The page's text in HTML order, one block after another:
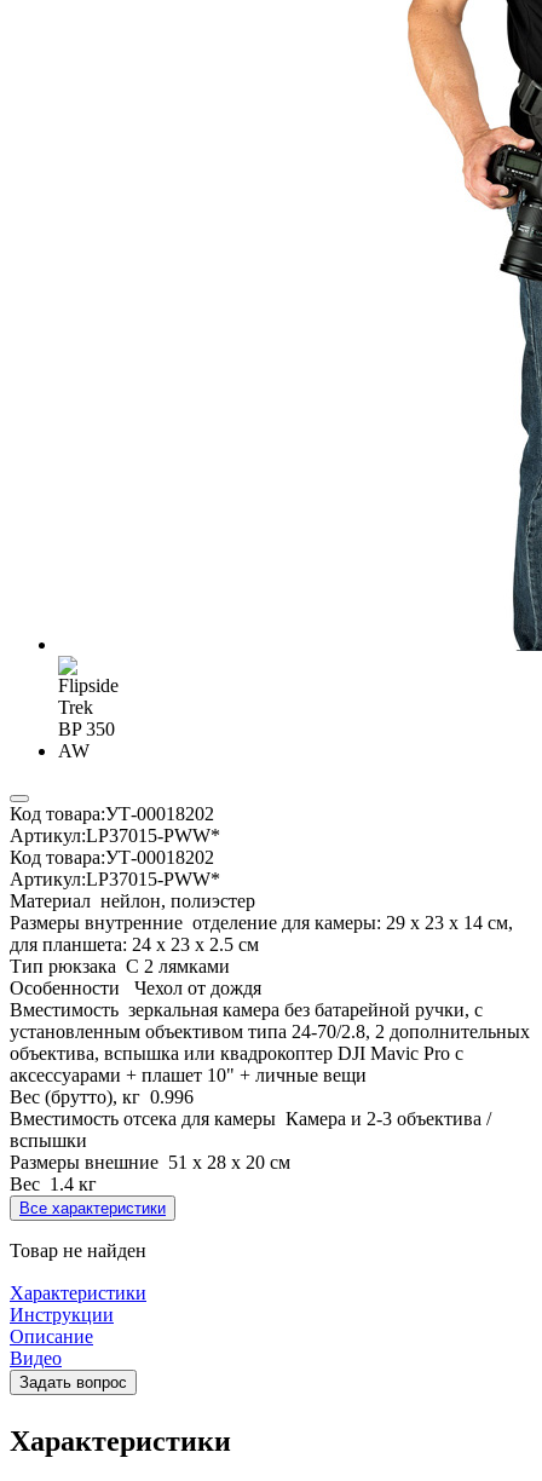
Код товара:УТ-00018202
Артикул:LP37015-PWW*
Код товара:УТ-00018202
Артикул:LP37015-PWW*
Материал нейлон, полиэстер
Размеры внутренние отделение для камеры: 29 х 23 х 14 см,
для планшета: 24 х 23 х 2.5 см
Тип рюкзака С 2 лямками
Особенности
Чехол от дождя
Вместимость зеркальная камера без батарейной ручки, с
установленным объективом типа 24-70/2.8, 2 дополнительных
объектива, вспышка или квадрокоптер DJI Mavic Pro с
аксессуарами + плашет 10" + личные вещи
Вес (брутто), кг 0.996
Вместимость отсека для камеры Камера и 2-3 объектива /
вспышки
Размеры внешние 51 х 28 х 20 см
Вес 1.4 кг
Все характеристики
Товар не найден
Характеристики
Инструкции
Описание
Видео
Задать вопрос
Характеристики